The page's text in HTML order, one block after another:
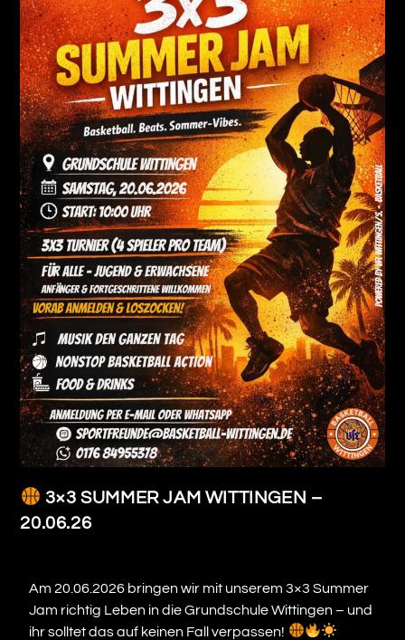
3×3 SUMMER JAM WITTINGEN –
20.06.26
Am 20.06.2026 bringen wir mit unserem 3×3 Summer
Jam richtig Leben in die Grundschule Wittingen – und
ihr solltet das auf keinen Fall verpassen!